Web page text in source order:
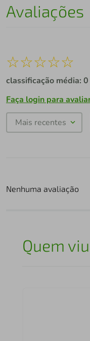
Avaliações
☆☆☆☆☆
classificação média: 0
Faça login para
Mais recentes
Nenhuma avaliação
Quem